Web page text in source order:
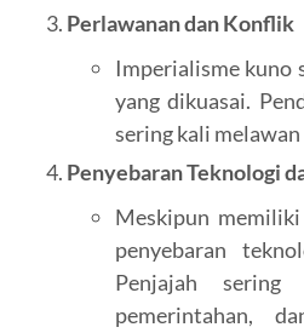
Perlawanan dan Konflik
Imperialisme kuno
yang dikuasai.
sering kali
Penyebaran Teknologi
Meskipun
penyebaran
Penjajah sering
pemerintahan,